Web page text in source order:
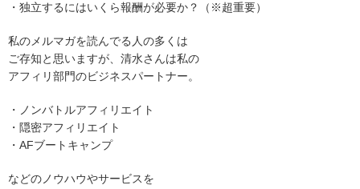
・独立するにはいくら報酬が必要か？（※超重要）
私のメルマガを読んでる人の多くは
ご存知と思いますが、清水さんは私の
アフィリ部門のビジネスパートナー。
・ノンバトルアフィリエイト
・隠密アフィリエイト
・AFブートキャンプ
などのノウハウやサービスを